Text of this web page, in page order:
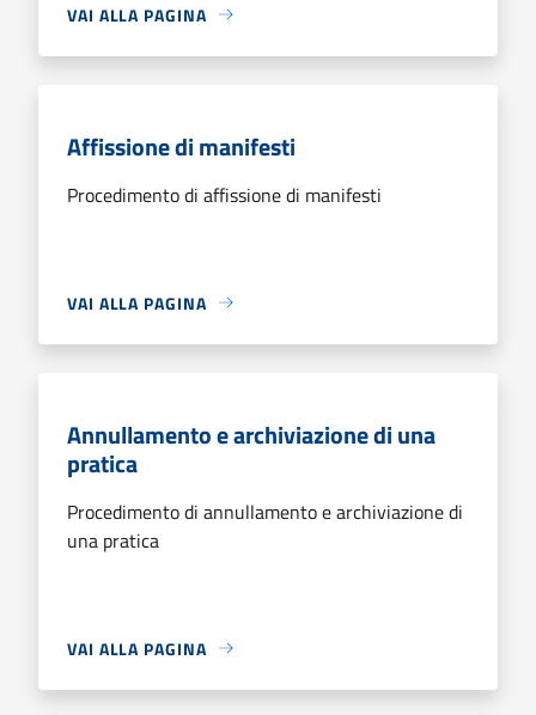
VAI ALLA PAGINA
Affissione di manifesti
Procedimento di affissione di manifesti
VAI ALLA PAGINA
Annullamento e archiviazione di una
pratica
Procedimento di annullamento e archiviazione di
una pratica
VAI ALLA PAGINA